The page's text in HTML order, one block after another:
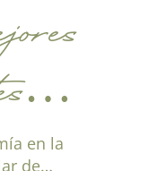
de
en la
de